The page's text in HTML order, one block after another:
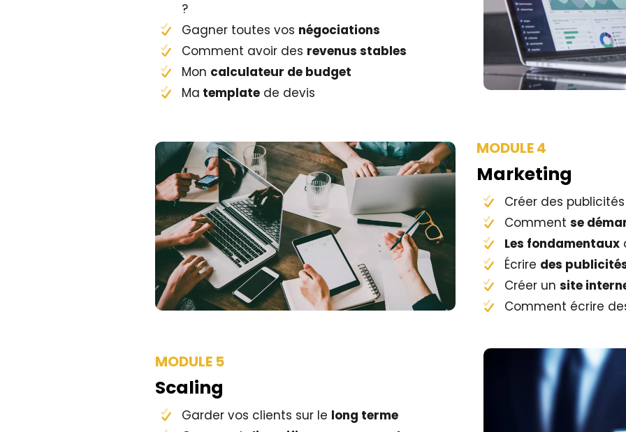
?
Gagner toutes vos négociations
Comment avoir des revenus stables
Mon calculateur de budget
Ma template de devis
MODULE 4
Marketing
Créer des
Comment se
Les fondamentaux
Écrire des
Créer un site
Comment écrire
MODULE 5
Scaling
Garder vos clients sur le long terme